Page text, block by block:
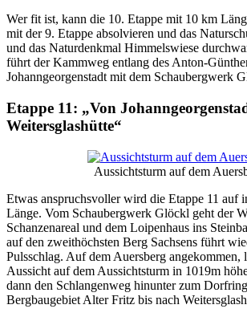
Wer fit ist, kann die 10. Etappe mit 10 km
mit der 9. Etappe absolvieren und das
und das Naturdenkmal Himmelswiese
führt der Kammweg entlang des Anton-
Johanngeorgenstadt mit dem Schaubergwerk
Etappe 11: „Von
Weitersglashütte“
Aussichtsturm auf dem
Etwas anspruchsvoller wird die Etappe 11 auf
Länge. Vom Schaubergwerk Glöckl geht der
Schanzenareal und dem Loipenhaus ins
auf den zweithöchsten Berg Sachsens führt
Pulsschlag. Auf dem Auersberg angekommen,
Aussicht auf dem Aussichtsturm in 1019m
dann den Schlangenweg hinunter zum
Bergbaugebiet Alter Fritz bis nach